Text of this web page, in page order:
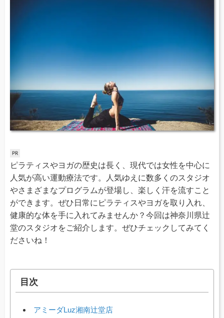
ピラティスやヨガの歴史は長く、現代では女性を中心に
人気が高い運動療法です。人気ゆえに数多くのスタジオ
やさまざまなプログラムが登場し、楽しく汗を流すこと
ができます。ぜひ日常にピラティスやヨガを取り入れ、
健康的な体を手に入れてみませんか？今回は神奈川県辻
堂のスタジオをご紹介します。ぜひチェックしてみてく
ださいね！
目次
アミーダLuz湘南辻堂店